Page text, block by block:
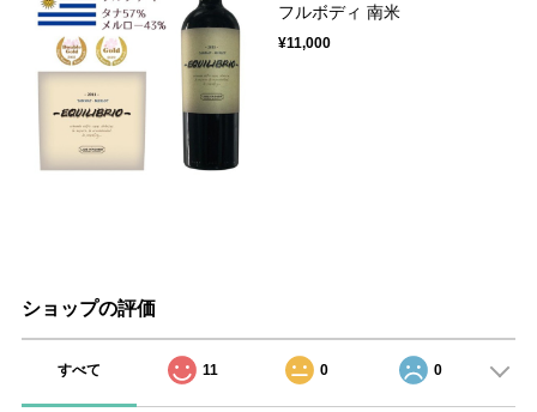
フルボディ 南米
¥11,000
ショップの評価
すべて 11 0 0